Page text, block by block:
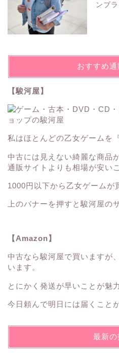
ンブ
おすすめ通
【駿河屋】
私はほとんどの乙女ゲームを
中古には見えない綺麗な商品
通販サイトよりも相場が安い
1000円以下から乙女ゲームが
上のバナーを押すと駿河屋の
【Amazon】
中古なら駿河屋で買いますが
います。
とにかく発送が早いことが魅
今日頼んで明日には届くこと
最新の